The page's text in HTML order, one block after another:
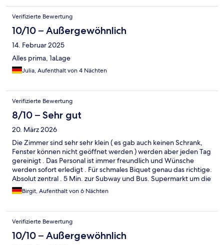
Verifizierte Bewertung
10/10 – Außergewöhnlich
14. Februar 2025
Alles prima, 1aLage
Julia, Aufenthalt von 4 Nächten
Verifizierte Bewertung
8/10 – Sehr gut
20. März 2026
Die Zimmer sind sehr sehr klein ( es gab auch keinen Schrank,
Fenster können nicht geöffnet werden ) werden aber jeden Tag
gereinigt . Das Personal ist immer freundlich und Wünsche
werden sofort erledigt . Für schmales Biquet genau das richtige.
Absolut zentral . 5 Min. zur Subway und Bus. Supermarkt um die
Ecke. Wer Mc oder Starbucks braucht wenige Meter entfernt .
Fußweg zB zum Edge oder ES in 15 Minuten.
Birgit, Aufenthalt von 6 Nächten
Verifizierte Bewertung
10/10 – Außergewöhnlich